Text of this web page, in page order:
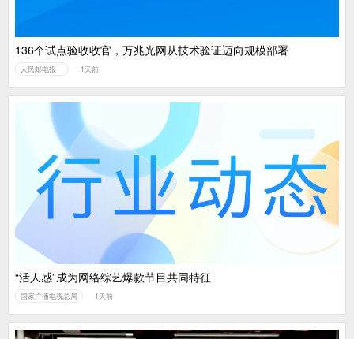
136个试点验收收官，万兆光网从技术验证迈向规模部署
人民邮电报 1天前
“活人感”成为网络综艺爆款节目共同特征
国家广播电视总局 1天前